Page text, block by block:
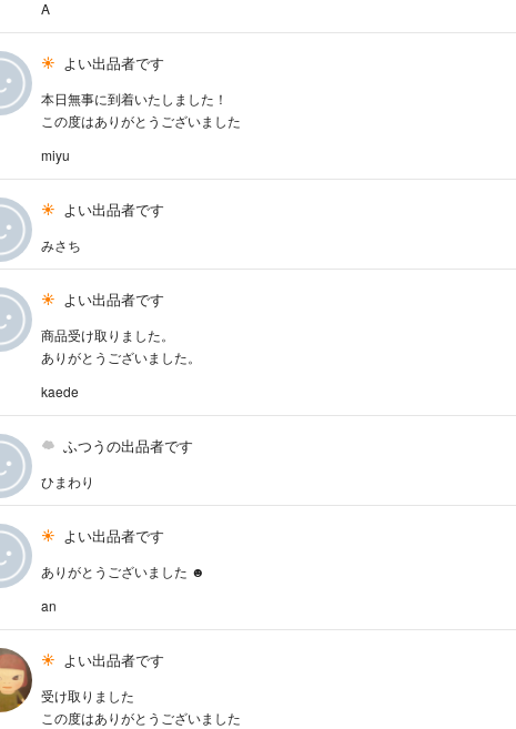
A
よい出品者です
本日無事に到着いたしました！
この度はありがとうございました
miyu
よい出品者です
みさち
よい出品者です
商品受け取りました。
ありがとうございました。
kaede
ふつうの出品者です
ひまわり
よい出品者です
ありがとうございました ☻
an
よい出品者です
受け取りました
この度はありがとうございました